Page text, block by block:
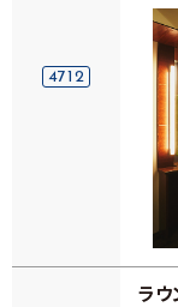
4712
ラウ